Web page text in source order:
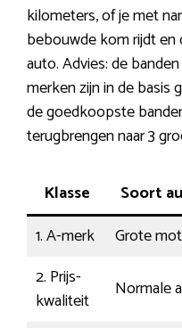
kilometers, of je met
bebouwde kom rijdt en
auto. Advies: de
merken zijn in de basis
de goedkoopste
terugbrengen naar 3
Klasse Soort
1. A-merk
Grote
2. Prijs-
kwaliteit
Normale